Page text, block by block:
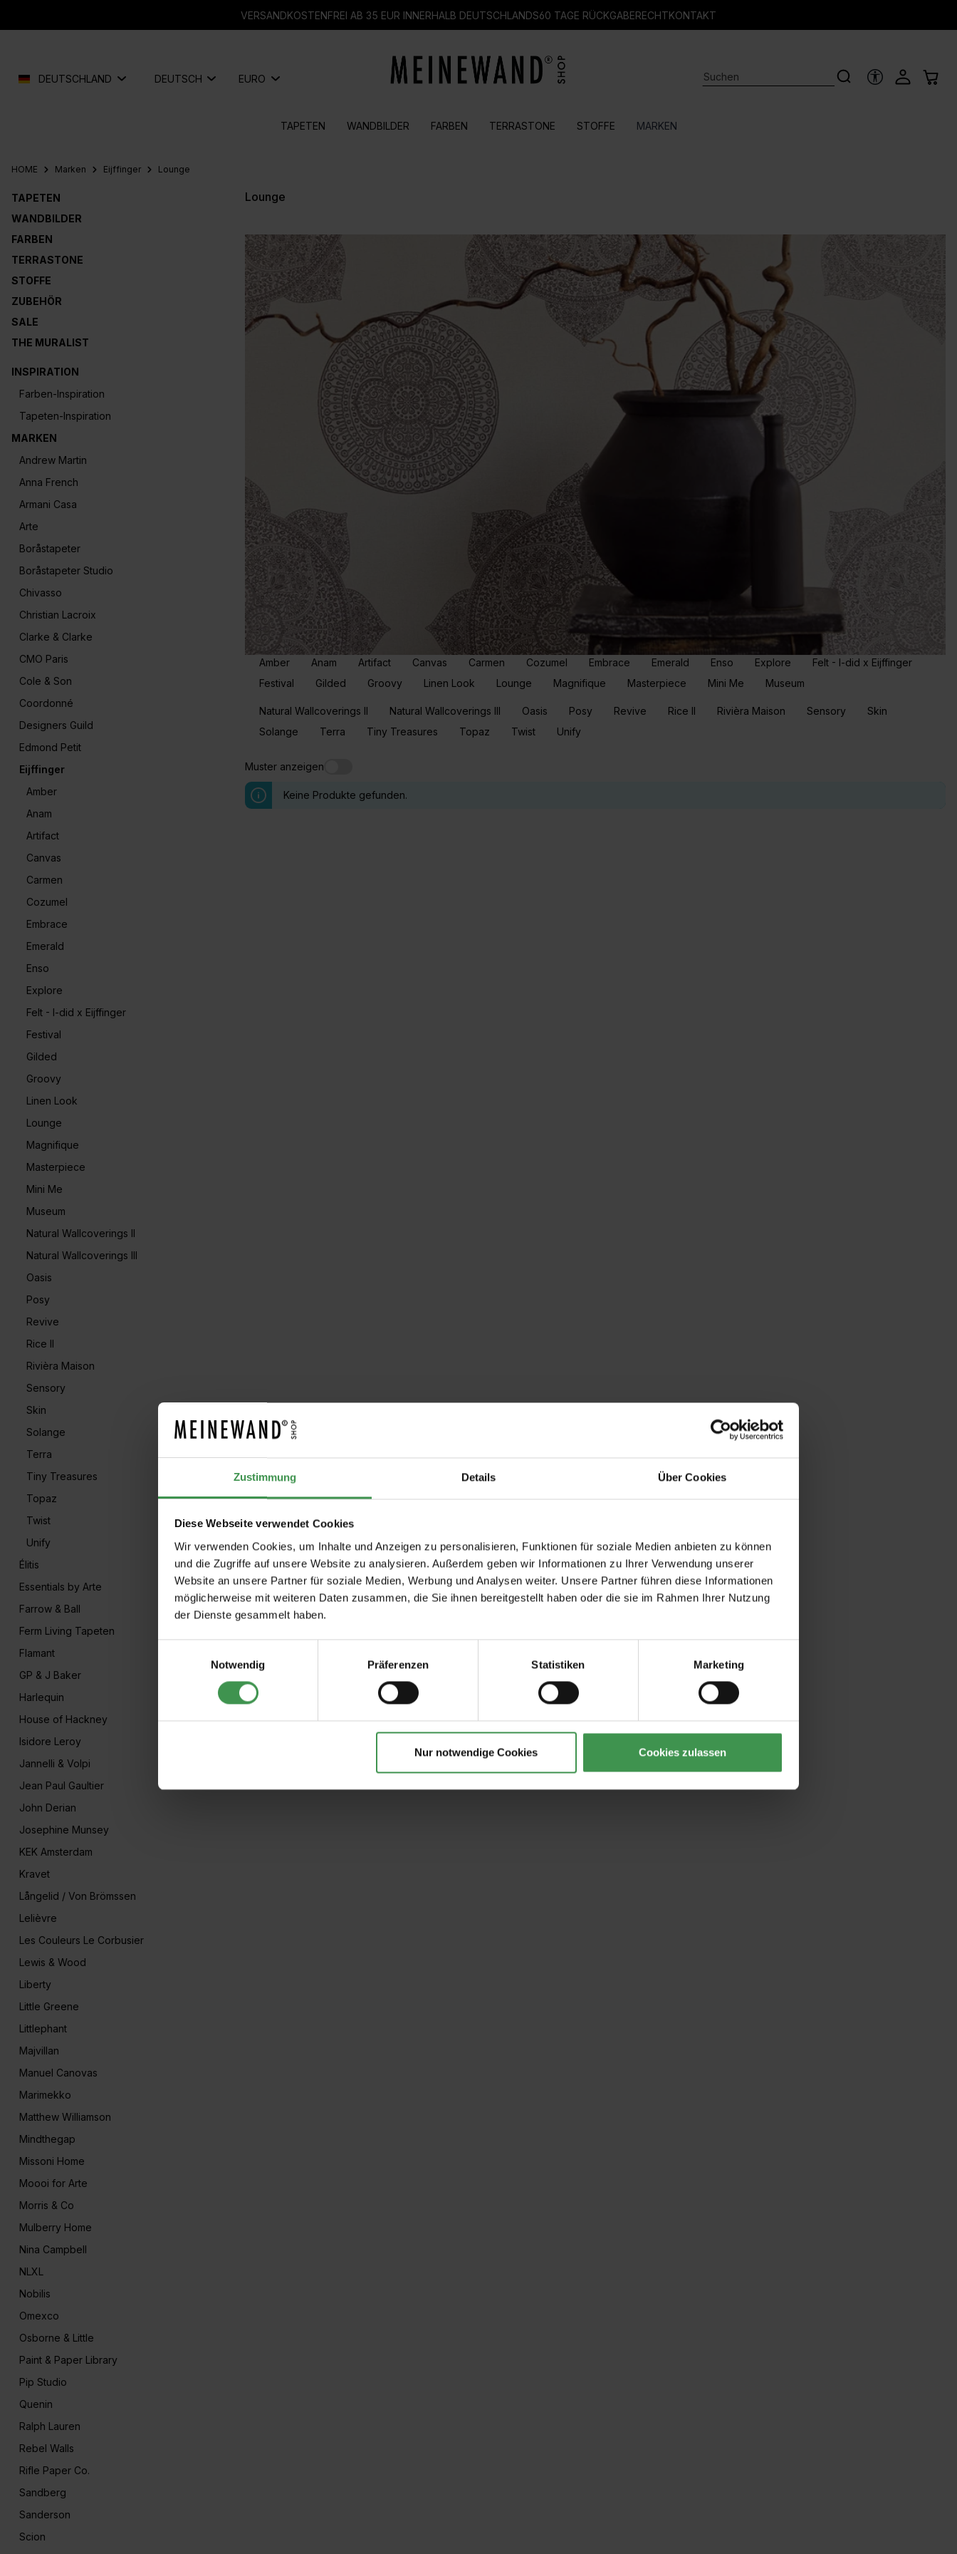
Zustimmung Details Über Cookies
Diese Webseite verwendet Cookies
Wir verwenden Cookies, um Inhalte und Anzeigen zu personalisieren, Funktionen für soziale Medien anbieten zu können
und die Zugriffe auf unsere Website zu analysieren. Außerdem geben wir Informationen zu Ihrer Verwendung unserer
Website an unsere Partner für soziale Medien, Werbung und Analysen weiter. Unsere Partner führen diese Informationen
möglicherweise mit weiteren Daten zusammen, die Sie ihnen bereitgestellt haben oder die sie im Rahmen Ihrer Nutzung
der Dienste gesammelt haben.
Notwendig
Präferenzen Statistiken Marketing
Nur notwendige Cookies Cookies zulassen
VERSANDKOSTENFREI AB 35 EUR INNERHALB DEUTSCHLANDS60 TAGE RÜCKGABERECHTKONTAKT
DEUTSCHLAND DEUTSCH EURO HILFSTOOLS
TAPETEN WANDBILDER FARBEN TERRASTONE STOFFE MARKEN
HOME Marken Eijffinger Lounge
TAPETEN
WANDBILDER
FARBEN
TERRASTONE
STOFFE
ZUBEHÖR
SALE
THE MURALIST
INSPIRATION
Farben-Inspiration
Tapeten-Inspiration
MARKEN
Andrew Martin
Anna French
Armani Casa
Arte
Boråstapeter
Boråstapeter Studio
Chivasso
Christian Lacroix
Clarke & Clarke
CMO Paris
Cole & Son
Coordonné
Designers Guild
Edmond Petit
Eijffinger
Amber
Anam
Artifact
Canvas
Carmen
Cozumel
Embrace
Emerald
Enso
Explore
Felt - I-did x Eijffinger
Festival
Gilded
Groovy
Linen Look
Lounge
Magnifique
Masterpiece
Mini Me
Museum
Natural Wallcoverings II
Natural Wallcoverings III
Oasis
Posy
Revive
Rice II
Rivièra Maison
Sensory
Skin
Solange
Terra
Tiny Treasures
Topaz
Twist
Unify
Élitis
Essentials by Arte
Farrow & Ball
Ferm Living Tapeten
Flamant
GP & J Baker
Harlequin
House of Hackney
Isidore Leroy
Jannelli & Volpi
Jean Paul Gaultier
John Derian
Josephine Munsey
KEK Amsterdam
Kravet
Långelid / Von Brömssen
Lelièvre
Les Couleurs Le Corbusier
Lewis & Wood
Liberty
Little Greene
Littlephant
Majvillan
Manuel Canovas
Marimekko
Matthew Williamson
Mindthegap
Missoni Home
Moooi for Arte
Morris & Co
Mulberry Home
Nina Campbell
NLXL
Nobilis
Omexco
Osborne & Little
Paint & Paper Library
Pip Studio
Quenin
Ralph Lauren
Rebel Walls
Rifle Paper Co.
Sandberg
Sanderson
Scion
Lounge
Amber Anam Artifact Canvas Carmen Cozumel Embrace Emerald Enso Explore
Felt - I-did x Eijffinger
Festival
Gilded Groovy Linen Look Lounge Magnifique Masterpiece Mini Me Museum
Natural Wallcoverings II Natural Wallcoverings III Oasis Posy Revive Rice II Rivièra Maison Sensory
Skin
Solange
Terra Tiny Treasures Topaz Twist Unify
Muster anzeigen
Keine Produkte gefunden.